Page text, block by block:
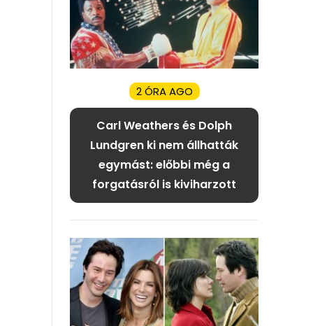
2 ÓRA AGO
Carl Weathers és Dolph
Lundgren ki nem állhatták
egymást: előbbi még a
forgatásról is kiviharzott